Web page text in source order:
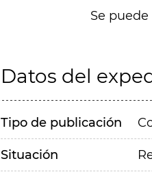
Se
Datos del
Tipo de publicación
Situación